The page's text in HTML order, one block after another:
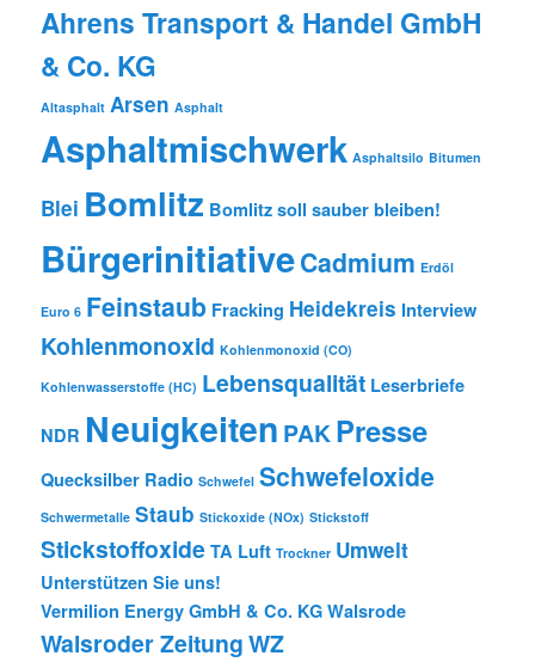
Ahrens Transport & Handel GmbH
& Co. KG
Altasphalt Arsen Asphalt
Asphaltmischwerk Asphaltsilo Bitumen
Blei Bomlitz Bomlitz soll sauber bleiben!
BürgerinitiativeCadmium Erdöl
Euro 6 Feinstaub Fracking Heidekreis Interview
Kohlenmonoxid Kohlenmonoxid (CO)
Kohlenwasserstoffe (HC) Lebensqualität Leserbriefe
NDR Neuigkeiten PAKPresse
Quecksilber Radio Schwefel Schwefeloxide
Schwermetalle Staub Stickoxide (NOx) Stickstoff
Stickstoffoxide TA Luft Trockner Umwelt
Unterstützen Sie uns!
Vermilion Energy GmbH & Co. KG Walsrode
Walsroder ZeitungWZ